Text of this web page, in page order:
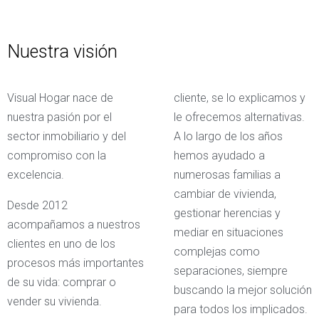
Nuestra visión
Visual Hogar nace de
nuestra pasión por el
sector inmobiliario y del
compromiso con la
excelencia.
Desde 2012
acompañamos a nuestros
clientes en uno de los
procesos más importantes
de su vida: comprar o
vender su vivienda.
cliente, se lo explicamos y
le ofrecemos alternativas.
A lo largo de los años
hemos ayudado a
numerosas familias a
cambiar de vivienda,
gestionar herencias y
mediar en situaciones
complejas como
separaciones, siempre
buscando la mejor solución
para todos los implicados.